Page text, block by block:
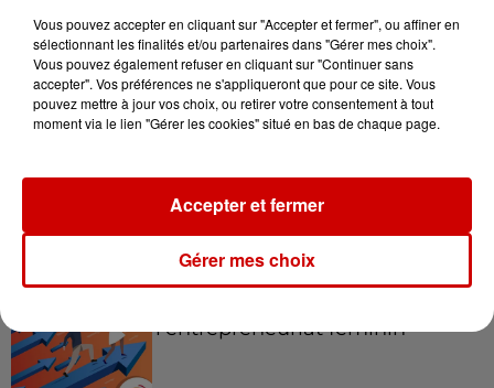
Le Duel - Gagnez votre balade
en jet ski !
Kelly Massol, figure
l'entrepreneuriat féminin
Vous pouvez accepter en cliquant sur "Accepter et fermer", ou affiner en
sélectionnant les finalités et/ou partenaires dans "Gérer mes choix".
Vous pouvez également refuser en cliquant sur "Continuer sans
accepter". Vos préférences ne s'appliqueront que pour ce site. Vous
pouvez mettre à jour vos choix, ou retirer votre consentement à tout
moment via le lien "Gérer les cookies" situé en bas de chaque page.
Gérer mes choix
Accepter et fermer